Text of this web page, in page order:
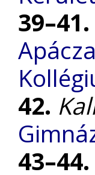
39–41.
42.
43–44.